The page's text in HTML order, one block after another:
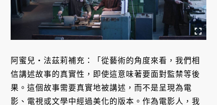
阿蜜兒・法茲莉補充：「從藝術的角度來看，我們相
信講述故事的真實性，即使這意味著要面對監禁等後
果。這個故事需要真實地被講述，而不是呈現為電
影、電視或文學中經過美化的版本。作為電影人，我